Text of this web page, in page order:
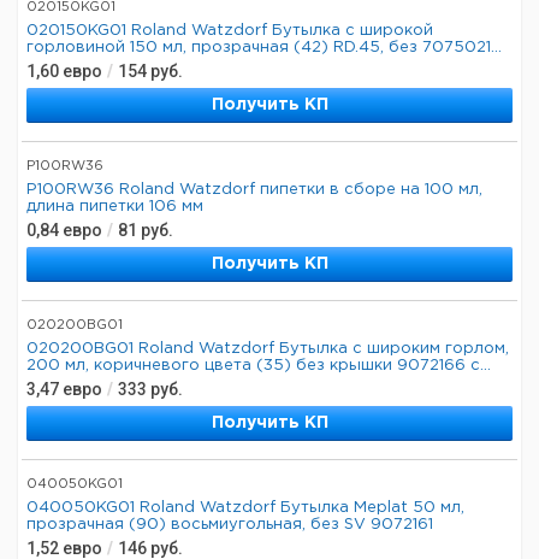
020150KG01
020150KG01 Roland Watzdorf Бутылка с широкой
горловиной 150 мл, прозрачная (42) RD.45, без 7075021...
1,60 евро / 154 руб.
Получить КП
P100RW36
P100RW36 Roland Watzdorf пипетки в сборе на 100 мл,
длина пипетки 106 мм
0,84 евро / 81 руб.
Получить КП
020200BG01
020200BG01 Roland Watzdorf Бутылка с широким горлом,
200 мл, коричневого цвета (35) без крышки 9072166 с...
3,47 евро / 333 руб.
Получить КП
040050KG01
040050KG01 Roland Watzdorf Бутылка Meplat 50 мл,
прозрачная (90) восьмиугольная, без SV 9072161
1,52 евро / 146 руб.